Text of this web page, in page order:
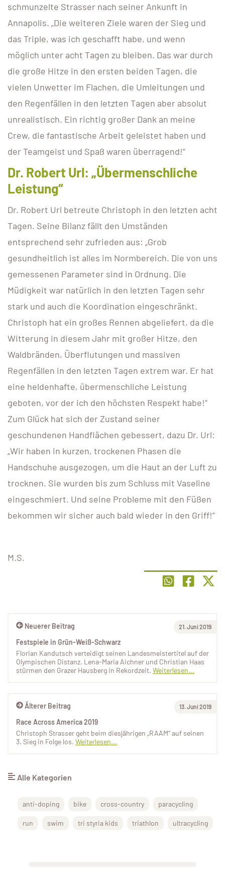
schmunzelte Strasser nach seiner Ankunft in
Annapolis. „Die weiteren Ziele waren der Sieg und
das Triple, was ich geschafft habe, und wenn
möglich unter acht Tagen zu bleiben. Das war durch
die große Hitze in den ersten beiden Tagen, die
vielen Unwetter im Flachen, die Umleitungen und
den Regenfällen in den letzten Tagen aber absolut
unrealistisch. Ein richtig großer Dank an meine
Crew, die fantastische Arbeit geleistet haben und
der Teamgeist und Spaß waren überragend!“
Dr. Robert Url: „Übermenschliche
Leistung“
Dr. Robert Url betreute Christoph in den letzten acht
Tagen. Seine Bilanz fällt den Umständen
entsprechend sehr zufrieden aus: „Grob
gesundheitlich ist alles im Normbereich. Die von uns
gemessenen Parameter sind in Ordnung. Die
Müdigkeit war natürlich in den letzten Tagen sehr
stark und auch die Koordination eingeschränkt.
Christoph hat ein großes Rennen abgeliefert, da die
Witterung in diesem Jahr mit großer Hitze, den
Waldbränden, Überflutungen und massiven
Regenfällen in den letzten Tagen extrem war. Er hat
eine heldenhafte, übermenschliche Leistung
geboten, vor der ich den höchsten Respekt habe!“
Zum Glück hat sich der Zustand seiner
geschundenen Handflächen gebessert, dazu Dr. Url:
„Wir haben in kurzen, trockenen Phasen die
Handschuhe ausgezogen, um die Haut an der Luft zu
trocknen. Sie wurden bis zum Schluss mit Vaseline
eingeschmiert. Und seine Probleme mit den Füßen
bekommen wir sicher auch bald wieder in den Griff!“
M.S.
Älterer Beitrag 13. Juni 2019
Race Across America 2019
Christoph Strasser geht beim diesjährigen „RAAM“ auf seinen
3. Sieg in Folge los. Weiterlesen...
Neuerer Beitrag 21. Juni 2019
Festspiele in Grün-Weiß-Schwarz
Florian Kandutsch verteidigt seinen Landesmeistertitel auf der
Olympischen Distanz. Lena-Maria Aichner und Christian Haas
stürmen den Grazer Hausberg in Rekordzeit. Weiterlesen...
Alle Kategorien
anti-doping bike cross-country paracycling
run swim tri styria kids triathlon ultracycling